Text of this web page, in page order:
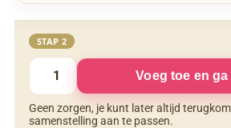
STAP 2
Voeg toe en
Geen zorgen, je kunt later altijd
samenstelling aan te passen.